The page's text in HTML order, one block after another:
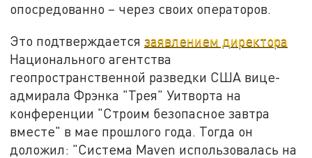
опосредованно – через своих операторов.
Это подтверждаетсязаявлением директора
Национального агентства
геопространственной разведки США вице-
адмирала Фрэнка "Трея" Уитворта на
конференции "Строим безопасное завтра
вместе" в мае прошлого года. Тогда он
доложил: "Система Maven использовалась на